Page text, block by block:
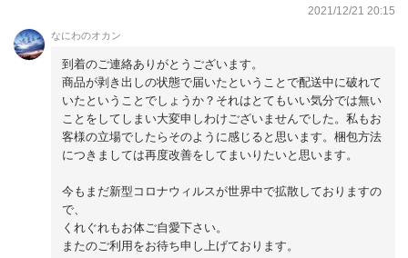
2021/12/21 20:15
なにわのオカン
到着のご連絡ありがとうございます。
商品が剥き出しの状態で届いたということで配送中に破れて
いたということでしょうか？それはとてもいい気分では無い
ことをしてしまい大変申しわけございませんでした。私もお
客様の立場でしたらそのように感じると思います。梱包方法
につきましては再度改善をしてまいりたいと思います。
今もまだ新型コロナウィルスが世界中で拡散しておりますの
で、
くれぐれもお体ご自愛下さい。
またのご利用をお待ち申し上げております。